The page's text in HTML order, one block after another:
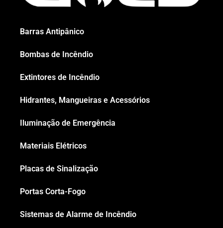
Barras Antipânico
Bombas de Incêndio
Extintores de Incêndio
Hidrantes, Mangueiras e Acessórios
Iluminação de Emergência
Materiais Elétricos
Placas de Sinalização
Portas Corta-Fogo
Sistemas de Alarme de Incêndio